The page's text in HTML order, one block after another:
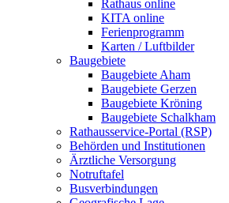
Rathaus online
KITA online
Ferienprogramm
Karten / Luftbilder
Baugebiete
Baugebiete Aham
Baugebiete Gerzen
Baugebiete Kröning
Baugebiete Schalkham
Rathausservice-Portal (RSP)
Behörden und Institutionen
Ärztliche Versorgung
Notruftafel
Busverbindungen